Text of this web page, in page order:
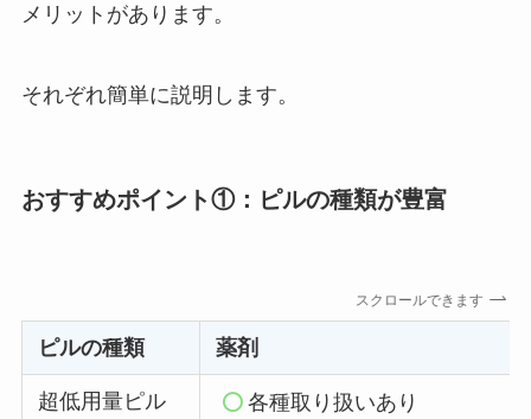
メリットがあります。
それぞれ簡単に説明します。
おすすめポイント①：ピルの種類が豊富
スクロールできます
ピルの種類 薬剤
超低用量ピル 各種取り扱いあり